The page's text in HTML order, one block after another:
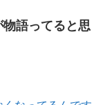
語ってると思